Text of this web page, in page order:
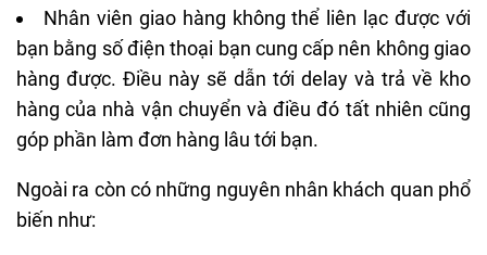
Nhân viên giao hàng không thể liên lạc được với
bạn bằng số điện thoại bạn cung cấp nên không giao
hàng được. Điều này sẽ dẫn tới delay và trả về kho
hàng của nhà vận chuyển và điều đó tất nhiên cũng
góp phần làm đơn hàng lâu tới bạn.
Ngoài ra còn có những nguyên nhân khách quan phổ
biến như: